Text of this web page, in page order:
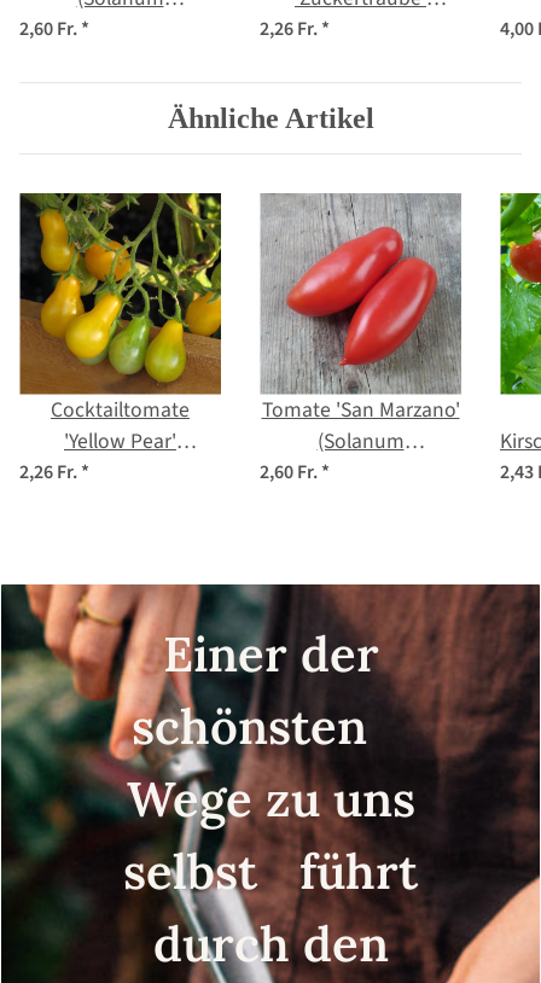
lycopersicum) Bio
2,60 Fr.*
(Solanum
Saatgut
2,26 Fr.* 4,00
Ähnliche Artikel
Cocktailtomate
'Yellow Pear'
(Solanum
2,26 Fr.*
Tomate 'San Marzano'
(Solanum
lycopersicum) Bio
2,60 Fr.* 2,43
Einer der
schönsten
Wege zu uns
selbst führt
durch den